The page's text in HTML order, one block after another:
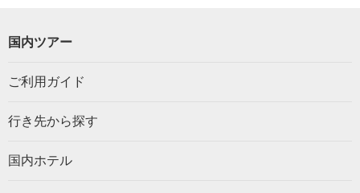
国内ツアー
ご利用ガイド
行き先から探す
国内ホテル